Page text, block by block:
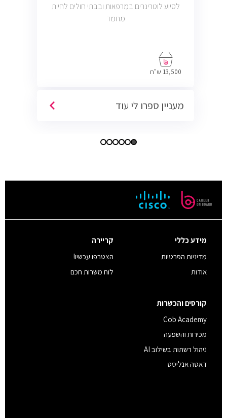
לסיוע לוטרינרים במרפאות ובבתי חולים לחיות
מחמד
13,500 ש"ח
מעניין ספרו לי עוד
מידע כללי
מדיניות הפרטיות
אודות
קריירה
הצטרפו עכשיו!
לוח משרות חכם
קורסים והכשרות
Cob Academy
מכירות והשפעה
ניהול רשתות בשילוב AI
דאטה אנליסט